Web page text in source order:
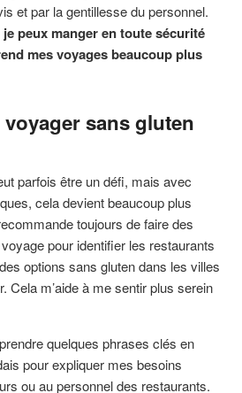
et par la gentillesse du personnel.
peux manger en toute sécurité
mes voyages beaucoup plus
sans gluten
parfois être un défi, mais avec
cela devient beaucoup plus
toujours de faire des
pour identifier les restaurants
options sans gluten dans les villes
Cela m’aide à me sentir plus serein
quelques phrases clés en
pour expliquer mes besoins
ou au personnel des restaurants.